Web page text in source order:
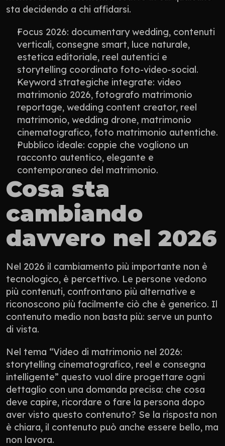
sta decidendo a chi affidarsi.
Focus 2026: documentary wedding, contenuti
verticali, consegne smart, luce naturale,
estetica editoriale, reel autentici e
storytelling coordinato foto-video-social.
Keyword strategiche integrate: video
matrimonio 2026, fotografo matrimonio
reportage, wedding content creator, reel
matrimonio, wedding drone, matrimonio
cinematografico, foto matrimonio autentiche.
Pubblico ideale: coppie che vogliono un
racconto autentico, elegante e
contemporaneo del matrimonio.
Cosa sta
cambiando
davvero nel 2026
Nel 2026 il cambiamento più importante non è
tecnologico, è percettivo. Le persone vedono
più contenuti, confrontano più alternative e
riconoscono più facilmente ciò che è generico. Il
contenuto medio non basta più: serve un punto
di vista.
Nel tema “Video di matrimonio nel 2026:
storytelling cinematografico, reel e consegna
intelligente” questo vuol dire progettare ogni
dettaglio con una domanda precisa: che cosa
deve capire, ricordare o fare la persona dopo
aver visto questo contenuto? Se la risposta non
è chiara, il contenuto può anche essere bello, ma
non lavora.